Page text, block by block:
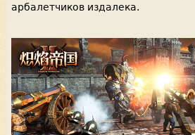
арбалетчиков издалека.